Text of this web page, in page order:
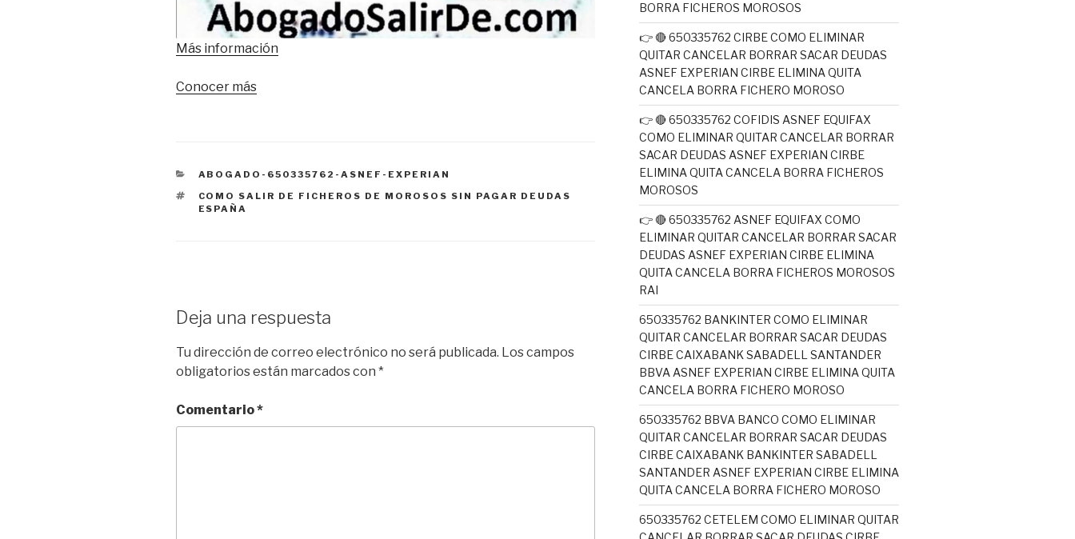
Más información
Conocer más
CATEGORÍAS
ABOGADO-650335762-ASNEF-EXPERIAN
ETIQUETAS
COMO SALIR DE FICHEROS DE MOROSOS SIN PAGAR DEUDAS
ESPAÑA
Deja una respuesta
Tu dirección de correo electrónico no será publicada. Los campos
obligatorios están marcados con *
Comentario*
BORRA FICHEROS MOROSOS
👉 🔴 650335762 CIRBE COMO ELIMINAR
QUITAR CANCELAR BORRAR SACAR DEUDAS
ASNEF EXPERIAN CIRBE ELIMINA QUITA
CANCELA BORRA FICHERO MOROSO
👉 🔴 650335762 COFIDIS ASNEF EQUIFAX
COMO ELIMINAR QUITAR CANCELAR BORRAR
SACAR DEUDAS ASNEF EXPERIAN CIRBE
ELIMINA QUITA CANCELA BORRA FICHEROS
MOROSOS
👉 🔴 650335762 ASNEF EQUIFAX COMO
ELIMINAR QUITAR CANCELAR BORRAR SACAR
DEUDAS ASNEF EXPERIAN CIRBE ELIMINA
QUITA CANCELA BORRA FICHEROS MOROSOS
RAI
650335762 BANKINTER COMO ELIMINAR
QUITAR CANCELAR BORRAR SACAR DEUDAS
CIRBE CAIXABANK SABADELL SANTANDER
BBVA ASNEF EXPERIAN CIRBE ELIMINA QUITA
CANCELA BORRA FICHERO MOROSO
650335762 BBVA BANCO COMO ELIMINAR
QUITAR CANCELAR BORRAR SACAR DEUDAS
CIRBE CAIXABANK BANKINTER SABADELL
SANTANDER ASNEF EXPERIAN CIRBE ELIMINA
QUITA CANCELA BORRA FICHERO MOROSO
650335762 CETELEM COMO ELIMINAR QUITAR